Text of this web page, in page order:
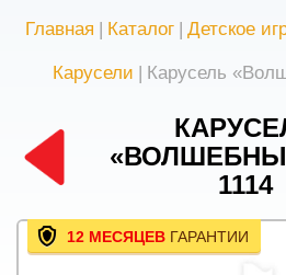
Главная | Каталог | Детское
Карусели | Карусель
1114
12 МЕСЯЦЕВ ГАРАНТИИ